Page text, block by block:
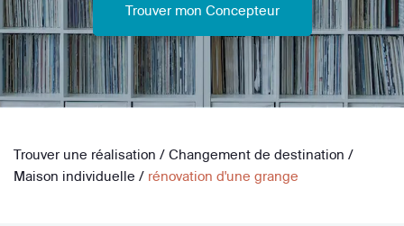
Trouver mon Concepteur
Trouver une réalisation / Changement de destination /
Maison individuelle / rénovation d'une grange